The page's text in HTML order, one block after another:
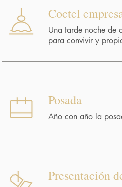
Coctel
Una tarde noche de
para convivir y
Posada
Año con año la
Presentación